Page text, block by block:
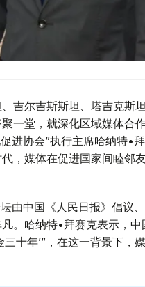
吉尔吉斯斯坦、塔吉克斯
一堂，就深化区域媒体合
进协会”执行主席哈纳特•
，媒体在促进国家间睦邻
由中国《人民日报》倡议
。哈纳特•拜赛克表示，
十年’”，在这一背景下，